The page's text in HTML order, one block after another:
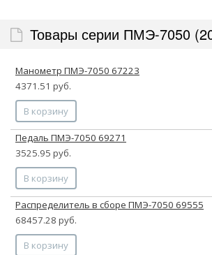
Товары серии ПМЭ-7050
Манометр ПМЭ-7050 67223
4371.51 руб.
В корзину
Педаль ПМЭ-7050 69271
3525.95 руб.
В корзину
Распределитель в сборе ПМЭ-7050 69555
68457.28 руб.
В корзину